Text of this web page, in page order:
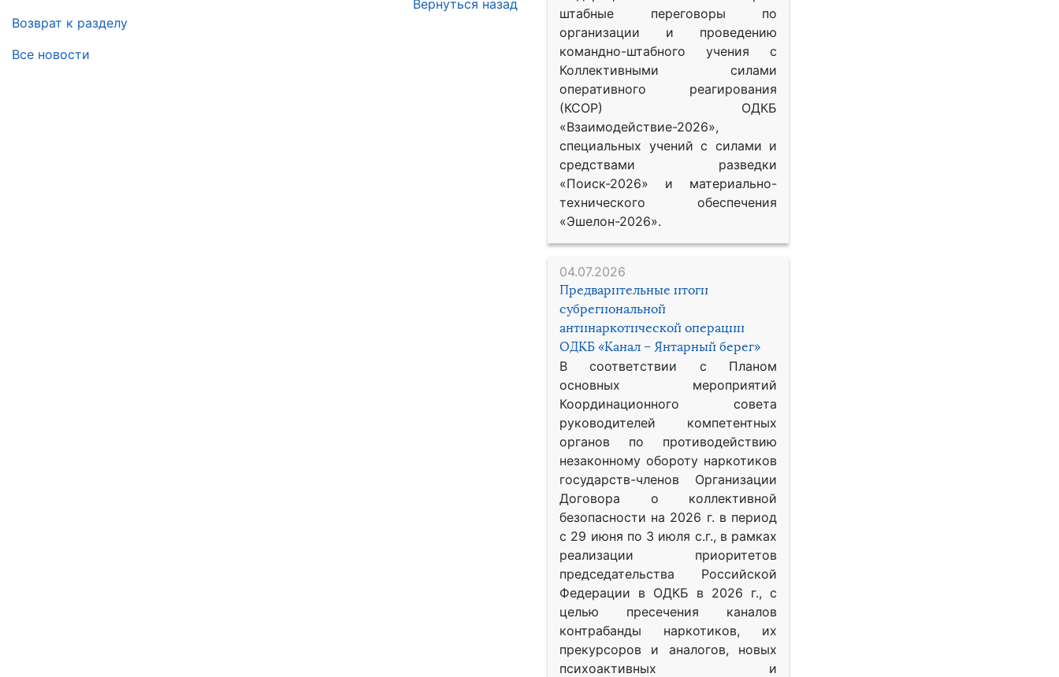
штабные переговоры по
организации и проведению
командно-штабного учения с
Коллективными силами
оперативного реагирования
(КСОР) ОДКБ
«Взаимодействие-2026»,
специальных учений с силами и
средствами разведки
«Поиск-2026» и материально-
технического обеспечения
«Эшелон-2026».
04.07.2026
Предварительные итоги
субрегиональной
антинаркотической операции
ОДКБ «Канал – Янтарный берег»
В соответствии с Планом
основных мероприятий
Координационного совета
руководителей компетентных
органов по противодействию
незаконному обороту наркотиков
государств-членов Организации
Договора о коллективной
безопасности на 2026 г. в период
с 29 июня по 3 июля с.г., в рамках
реализации приоритетов
председательства Российской
Федерации в ОДКБ в 2026 г., с
целью пресечения каналов
контрабанды наркотиков, их
прекурсоров и аналогов, новых
психоактивных и
Вернуться назад
Возврат к разделу
Все новости